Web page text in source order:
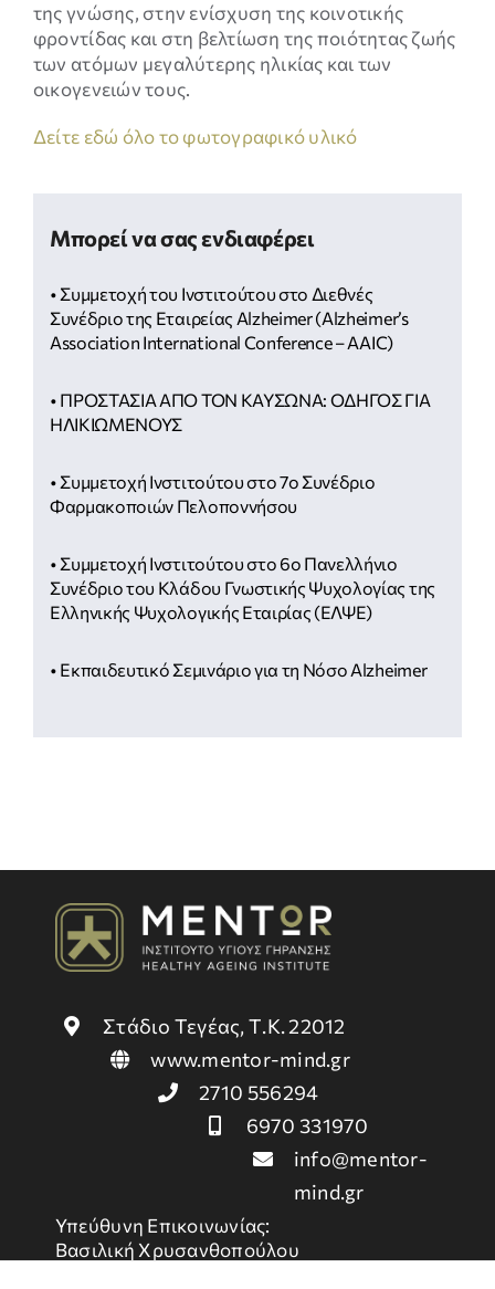
της γνώσης, στην ενίσχυση της κοινοτικής
φροντίδας και στη βελτίωση της ποιότητας ζωής
των ατόμων μεγαλύτερης ηλικίας και των
οικογενειών τους.
Δείτε εδώ όλο το φωτογραφικό υλικό
Μπορεί να σας ενδιαφέρει
• Συμμετοχή του Ινστιτούτου στο Διεθνές
Συνέδριο της Εταιρείας Alzheimer (Alzheimer’s
Association International Conference – AAIC)
• ΠΡΟΣΤΑΣΙΑ ΑΠΟ ΤΟΝ ΚΑΥΣΩΝΑ: ΟΔΗΓΟΣ ΓΙΑ
ΗΛΙΚΙΩΜΕΝΟΥΣ
• Συμμετοχή Ινστιτούτου στο 7ο Συνέδριο
Φαρμακοποιών Πελοποννήσου
• Συμμετοχή Ινστιτούτου στο 6ο Πανελλήνιο
Συνέδριο του Κλάδου Γνωστικής Ψυχολογίας της
Ελληνικής Ψυχολογικής Εταιρίας (ΕΛΨΕ)
• Εκπαιδευτικό Σεμινάριο για τη Νόσο Alzheimer
Στάδιο Τεγέας, Τ.Κ. 22012
www.mentor-mind.gr
2710 556294
6970 331970
info@mentor-
mind.gr
Υπεύθυνη Επικοινωνίας:
Βασιλική Χρυσανθοπούλου